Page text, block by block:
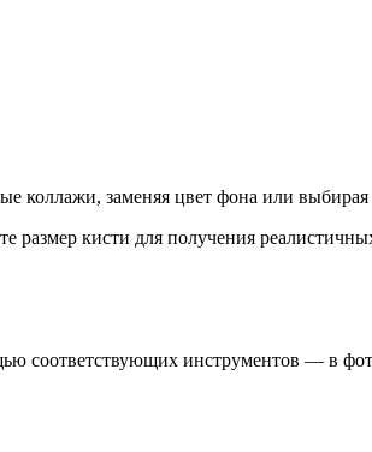
коллажи, заменяя цвет фона или
размер кисти для получения
соответствующих инструментов — в